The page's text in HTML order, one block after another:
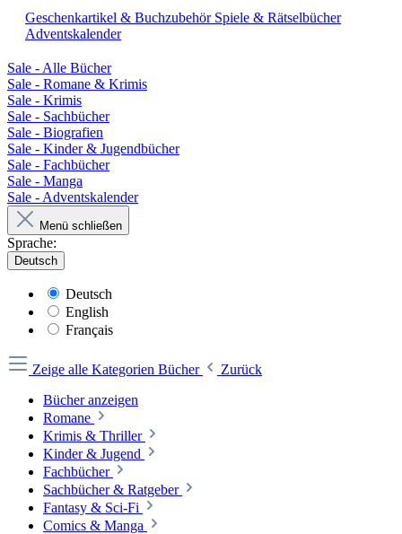
Geschenkartikel & Buchzubehör Spiele & Rätselbücher
Adventskalender
Sale - Alle Bücher
Sale - Romane & Krimis
Sale - Krimis
Sale - Sachbücher
Sale - Biografien
Sale - Kinder & Jugendbücher
Sale - Fachbücher
Sale - Manga
Sale - Adventskalender
Menü schließen
Sprache:
Deutsch
Deutsch
English
Français
Zeige alle Kategorien Bücher
Zurück
Bücher anzeigen
Romane
Krimis & Thriller
Kinder & Jugend
Fachbücher
Sachbücher & Ratgeber
Fantasy & Sci-Fi
Comics & Manga